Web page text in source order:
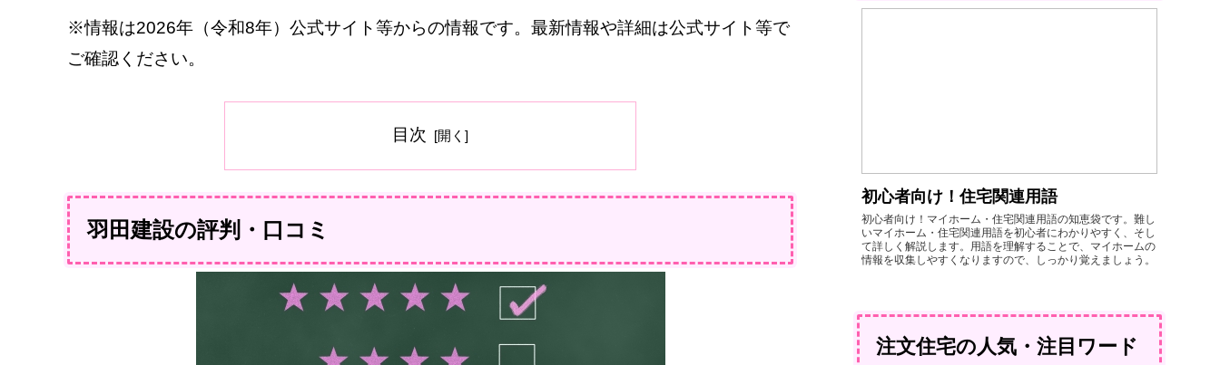
※情報は2026年（令和8年）公式サイト等からの情報です。最新情報や詳細は公式サイト等で
ご確認ください。
目次
羽田建設の評判・口コミ
初心者向け！住宅関連用語
初心者向け！マイホーム・住宅関連用語の知恵袋です。難し
いマイホーム・住宅関連用語を初心者にわかりやすく、そし
て詳しく解説します。用語を理解することで、マイホームの
情報を収集しやすくなりますので、しっかり覚えましょう。
注文住宅の人気・注目ワード